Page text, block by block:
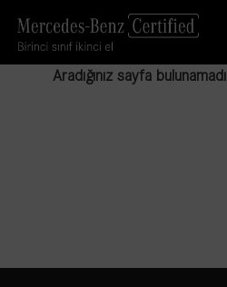
Aradığınız sayfa bulunamadı